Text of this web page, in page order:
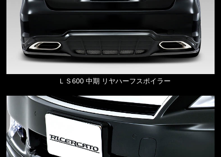
ＬＳ600 中期 リヤハーフスポイラー